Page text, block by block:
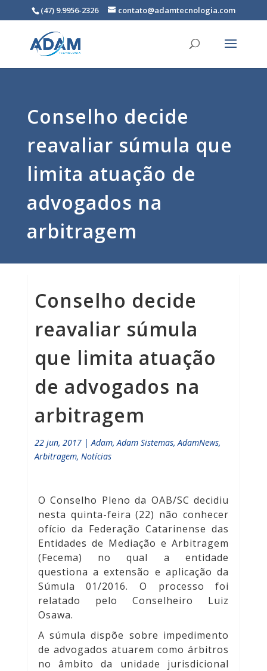
(47) 9.9956-2326 contato@adamtecnologia.com
Conselho decide
reavaliar súmula que
limita atuação de
advogados na
arbitragem
Conselho decide
reavaliar súmula
que limita atuação
de advogados na
arbitragem
22 jun, 2017 |Adam,Adam Sistemas,AdamNews,
Arbitragem,Notícias
O Conselho Pleno da OAB/SC decidiu
nesta quinta-feira (22) não conhecer
ofício da Federação Catarinense das
Entidades de Mediação e Arbitragem
(Fecema) no qual a entidade
questiona a extensão e aplicação da
Súmula 01/2016. O processo foi
relatado pelo Conselheiro Luiz
Osawa.
A súmula dispõe sobre impedimento
de advogados atuarem como árbitros
no âmbito da unidade jurisdicional